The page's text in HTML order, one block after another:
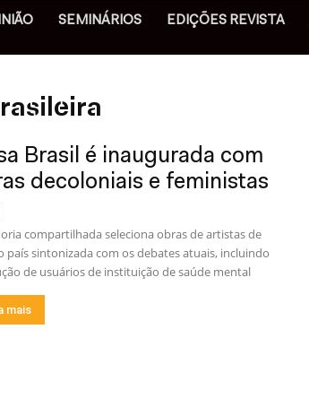
SEMINÁRIOS EDIÇÕES REVISTA
Brasil é inaugurada com
decoloniais e feministas
compartilhada seleciona obras de artistas de
país sintonizada com os debates atuais, incluindo
de usuários de instituição de saúde mental
mais